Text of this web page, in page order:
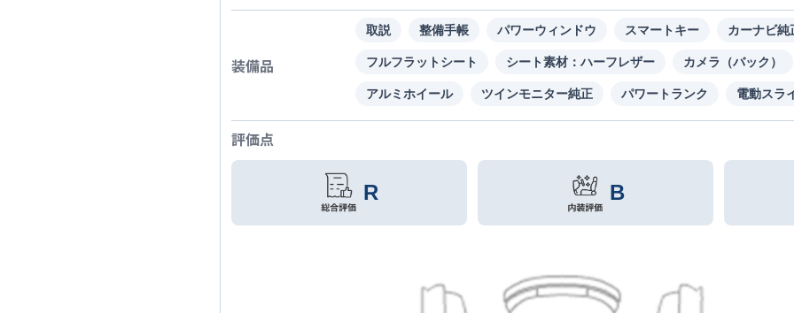
装備品
取説 整備手帳 パワーウィンドウ スマートキー カーナビ純
フルフラットシート シート素材：ハーフレザー カメラ（バック）
アルミホイール ツインモニター純正 パワートランク 電動スラ
評価点
R B